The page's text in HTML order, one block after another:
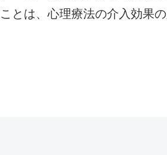
とは、心理療法の介入効果の